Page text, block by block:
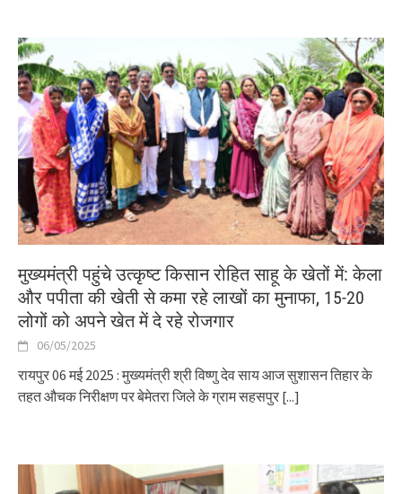
मुख्यमंत्री पहुंचे उत्कृष्ट किसान रोहित साहू के खेतों में: केला
और पपीता की खेती से कमा रहे लाखों का मुनाफा, 15-20
लोगों को अपने खेत में दे रहे रोजगार
06/05/2025
रायपुर 06 मई 2025 : मुख्यमंत्री श्री विष्णु देव साय आज सुशासन तिहार के
तहत औचक निरीक्षण पर बेमेतरा जिले के ग्राम सहसपुर [...]